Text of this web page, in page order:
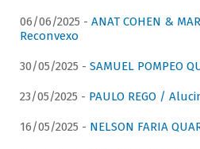
06/06/2025 - ANAT COHEN &
Reconvexo
30/05/2025 - SAMUEL POMPEO
23/05/2025 - PAULO REGO /
16/05/2025 - NELSON FARIA